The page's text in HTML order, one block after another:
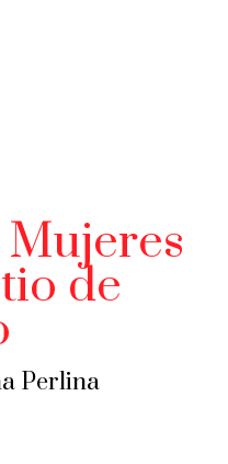
de
Perlina